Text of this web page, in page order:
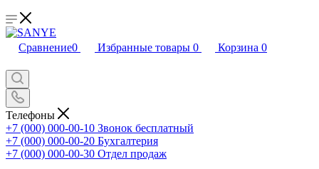
Сравнение0 Избранные товары 0 Корзина 0
Телефоны
+7 (000) 000-00-10 Звонок бесплатный
+7 (000) 000-00-20 Бухгалтерия
+7 (000) 000-00-30 Отдел продаж